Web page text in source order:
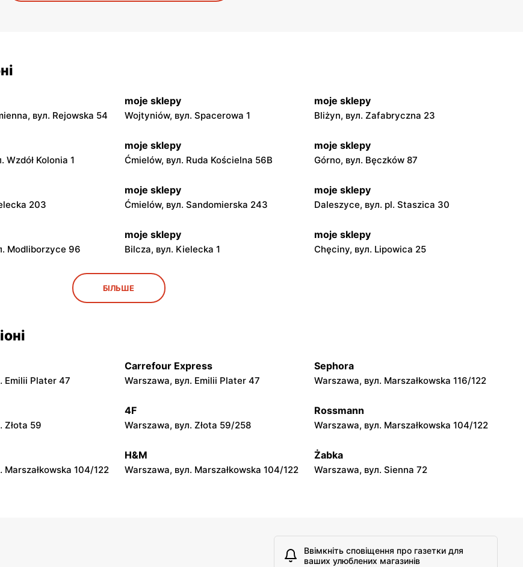
вул. Rejowska 54
moje sklepy
Wojtyniów, вул. Spacerowa 1
moje sklepy
Bliżyn, вул. Zafabryczna 23
Wzdół Kolonia 1
moje sklepy
Ćmielów, вул. Ruda Kościelna 56B
moje sklepy
Górno, вул. Bęczków 87
203
moje sklepy
Ćmielów, вул. Sandomierska 243
moje sklepy
Daleszyce, вул. pl. Staszica 30
Modliborzyce 96
moje sklepy
Bilcza, вул. Kielecka 1
moje sklepy
Chęciny, вул. Lipowica 25
moje sklepy
Gorzyce, вул. Szkolna 44
77
157C
moje sklepy
Iwierzyce, вул. Iwierzyce 152A
moje sklepy
Tczew, вул. Franciszka Żwirki 61
147
moje sklepy
Niebylec, вул. Niebylec 139
moje sklepy
Opole, вул. Grudzicka 45
БІЛЬШЕ
Emilii Plater 47
Carrefour Express
Warszawa, вул. Emilii Plater 47
Sephora
Warszawa, вул. Marszałkowska 116/122
Złota 59
4F
Warszawa, вул. Złota 59/258
Rossmann
Warszawa, вул. Marszałkowska 104/122
Marszałkowska 104/122
H&M
Warszawa, вул. Marszałkowska 104/122
Żabka
Warszawa, вул. Sienna 72
Ввімкніть сповіщення про газетки для
ваших улюблених магазинів